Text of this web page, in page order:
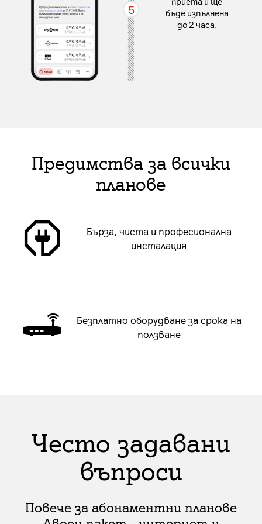
бъде изпълнена
до 2 часа.
5
Предимства за всички
планове
Бърза, чиста и професионална
инсталация
Безплатно оборудване за срока на
ползване
Често задавани
въпроси
Повече за абонаментни планове